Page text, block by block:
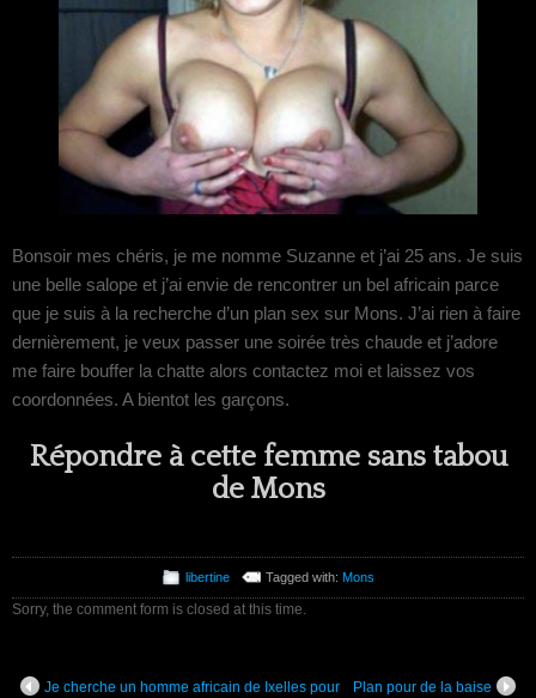
Bonsoir mes chéris, je me nomme Suzanne et j’ai 25 ans. Je suis
une belle salope et j’ai envie de rencontrer un bel africain parce
que je suis à la recherche d’un plan sex sur Mons. J’ai rien à faire
dernièrement, je veux passer une soirée très chaude et j’adore
me faire bouffer la chatte alors contactez moi et laissez vos
coordonnées. A bientot les garçons.
Répondre à cette femme sans tabou
de Mons
libertine Tagged with:Mons
Sorry, the comment form is closed at this time.
Je cherche un homme africain de Ixelles pour
Plan pour de la baise